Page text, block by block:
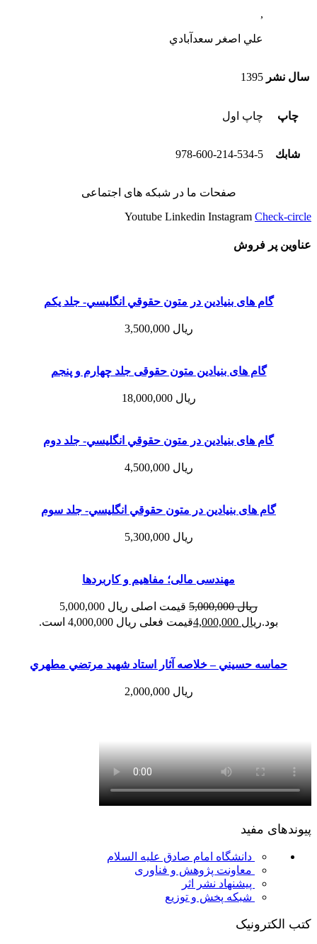
,
علي اصغر سعدآبادي
سال نشر 1395
چاپ چاپ اول
شابك 978-600-214-534-5
صفحات ما در شبکه های اجتماعی
Youtube Linkedin Instagram Check-circle
عناوین پر فروش
گام های بنیادین در متون حقوقي انگليسي- جلد يكم
ریال 3,500,000
گام های بنیادین متون حقوقی جلد چهارم و پنجم
ریال 18,000,000
گام های بنیادین در متون حقوقي انگليسي- جلد دوم
ریال 4,500,000
گام های بنیادین در متون حقوقي انگليسي- جلد سوم
ریال 5,300,000
مهندسی مالی؛ مفاهیم و کاربردها
ریال5,000,000
قیمت اصلی ریال 5,000,000
بود.ریال قیمت فعلی ریال 4,000,000 است.
حماسه حسيني – خلاصه آثار استاد شهيد مرتضي مطهري
ریال 2,000,000
پیوندهای مفید
دانشگاه امام صادق علیه السلام
معاونت پژوهش و فناوری
پیشنهاد نشر اثر
شبکه پخش و توزیع
کتب الکترونیک